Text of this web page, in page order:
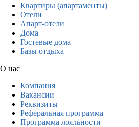
Квартиры (апартаменты)
Отели
Апарт-отели
Дома
Гостевые дома
Базы отдыха
О нас
Компания
Вакансии
Реквизиты
Реферальная программа
Программа лояльности